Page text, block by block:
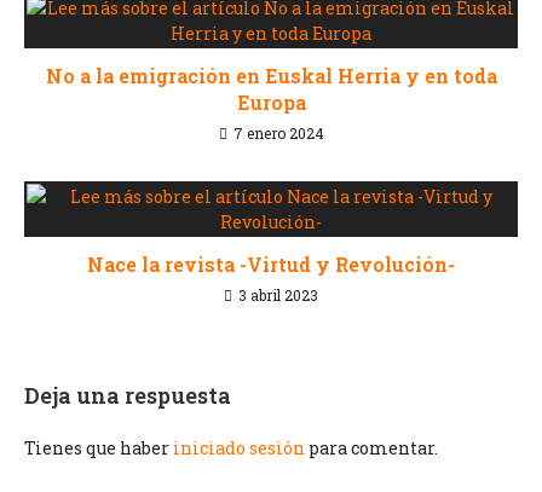
No a la emigración en Euskal Herria y en toda
Europa
7 enero 2024
Nace la revista -Virtud y Revolución-
3 abril 2023
Deja una respuesta
Tienes que haber iniciado sesión para comentar.